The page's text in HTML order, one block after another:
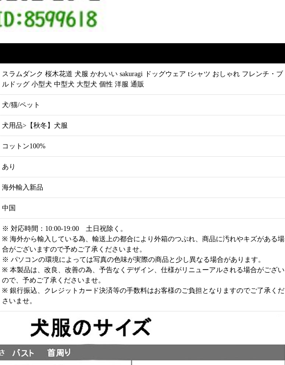
スラムダンク 桜木花道 犬服 かわいい sakuragi ドッグウェア tシャツ おしゃれ フレンチ・ブ
ルドッグ 小型犬 中型犬 大型犬 個性 洋服 通販
犬/猫/ペット
犬用品>【秋冬】犬服
コットン100%
あり
海外輸入新品
中国
※ 対応時間：10:00-19:00 土日祝除く。
※ 海外から輸入している為、輸送上の都合により外箱のつぶれ、商品に汚れやキズがある場
合がございますので予めご了承くださいませ。
※ パソコンの環境によっては写真の色味が実際の商品と少し異なる場合があります。
※ 本製品は、改良、改善の為、予告なくデザイン、仕様がリニューアルされる場合がござい
ので、予めご了承くださいませ。
※ 銀行振込、クレジットカード決済等の手数料はお客様のご負担となりますのでご了承くだ
さいませ。